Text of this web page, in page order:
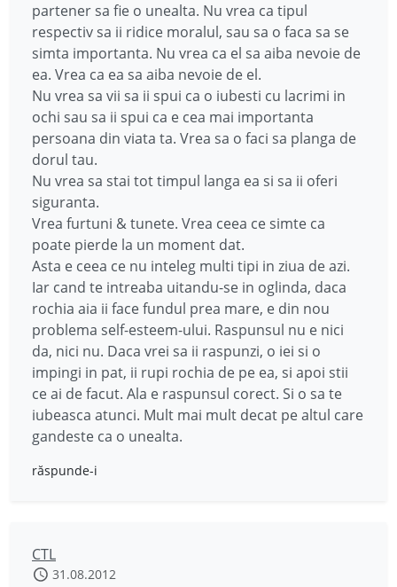
partener sa fie o unealta. Nu vrea ca tipul
respectiv sa ii ridice moralul, sau sa o faca sa se
simta importanta. Nu vrea ca el sa aiba nevoie de
ea. Vrea ca ea sa aiba nevoie de el.
Nu vrea sa vii sa ii spui ca o iubesti cu lacrimi in
ochi sau sa ii spui ca e cea mai importanta
persoana din viata ta. Vrea sa o faci sa planga de
dorul tau.
Nu vrea sa stai tot timpul langa ea si sa ii oferi
siguranta.
Vrea furtuni & tunete. Vrea ceea ce simte ca
poate pierde la un moment dat.
Asta e ceea ce nu inteleg multi tipi in ziua de azi.
Iar cand te intreaba uitandu-se in oglinda, daca
rochia aia ii face fundul prea mare, e din nou
problema self-esteem-ului. Raspunsul nu e nici
da, nici nu. Daca vrei sa ii raspunzi, o iei si o
impingi in pat, ii rupi rochia de pe ea, si apoi stii
ce ai de facut. Ala e raspunsul corect. Si o sa te
iubeasca atunci. Mult mai mult decat pe altul care
gandeste ca o unealta.
răspunde-i
CTL
31.08.2012